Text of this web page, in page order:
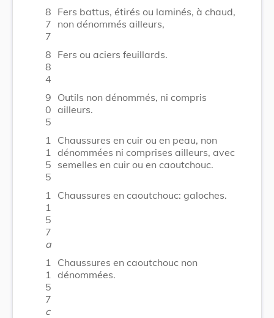
8
7
7
Fers battus, étirés ou laminés, à chaud,
non dénommés ailleurs,
8
8
4
Fers ou aciers feuillards.
9
0
5
Outils non dénommés, ni compris
ailleurs.
1
1
5
5
Chaussures en cuir ou en peau, non
dénommées ni comprises ailleurs, avec
semelles en cuir ou en caoutchouc.
1
1
5
7
a
Chaussures en caoutchouc: galoches.
1
1
5
7
c
Chaussures en caoutchouc non
dénommées.